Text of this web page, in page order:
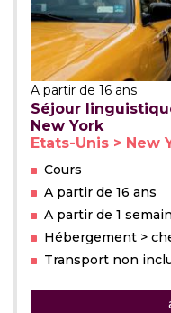
A partir de 16 ans
Séjour
New York
Etats-Unis > New
Cours
A partir de 16 ans
A partir de 1
Hébergement >
Transport non